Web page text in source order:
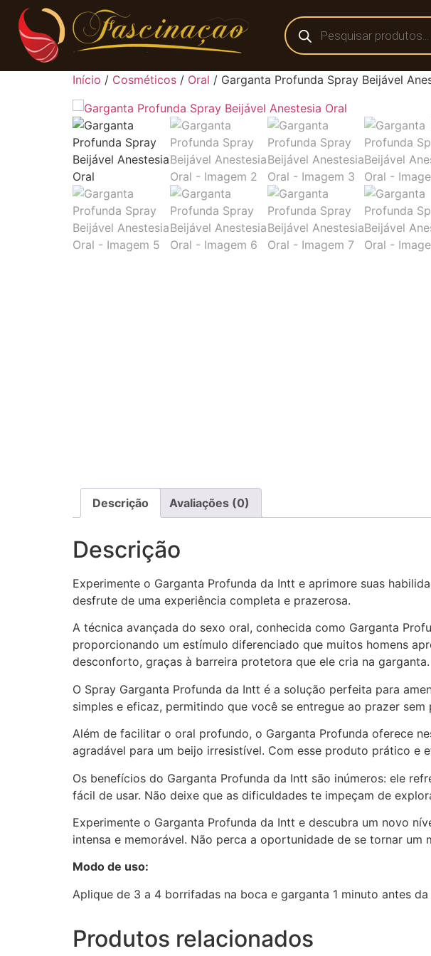
Início / Cosméticos / Oral / Garganta Profunda Spray Beijável
Descrição Avaliações (0)
Descrição
Experimente o Garganta Profunda da Intt e aprimore suas
desfrute de uma experiência completa e prazerosa.
A técnica avançada do sexo oral, conhecida como Garganta
proporcionando um estímulo diferenciado que muitos homens
desconforto, graças à barreira protetora que ele cria na garganta.
O Spray Garganta Profunda da Intt é a solução perfeita para
simples e eficaz, permitindo que você se entregue ao prazer sem
Além de facilitar o oral profundo, o Garganta Profunda oferece
agradável para um beijo irresistível. Com esse produto prático e
Os benefícios do Garganta Profunda da Intt são inúmeros: ele
fácil de usar. Não deixe que as dificuldades te impeçam de
Experimente o Garganta Profunda da Intt e descubra um novo
intensa e memorável. Não perca a oportunidade de se tornar
Modo de uso:
Aplique de 3 a 4 borrifadas na boca e garganta 1 minuto antes
Produtos relacionados